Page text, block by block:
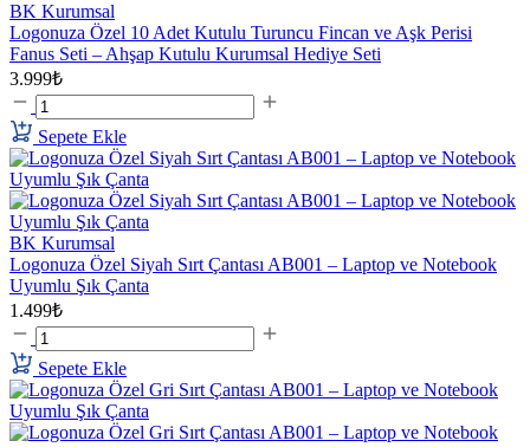
BK Kurumsal
Logonuza Özel 10 Adet Kutulu Turuncu Fincan ve Aşk Perisi
Fanus Seti – Ahşap Kutulu Kurumsal Hediye Seti
3.999₺
Sepete Ekle
BK Kurumsal
Logonuza Özel Siyah Sırt Çantası AB001 – Laptop ve Notebook
Uyumlu Şık Çanta
1.499₺
Sepete Ekle